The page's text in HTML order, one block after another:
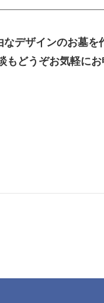
デザインのお墓を
もどうぞお気軽に